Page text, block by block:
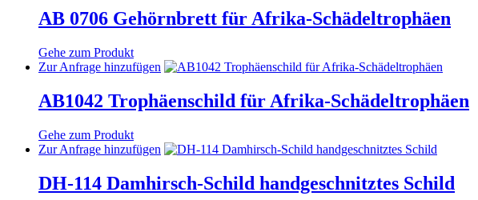
können
auf
Produktseite
gewählt
weist
mehrere
Die
können
auf
Produktseite
gewählt
AB 0706 Gehörnbrett für Afrika-Schädeltrophäen
Gehe zum Produkt
Zur Anfrage hinzufügen Dieses
weist
mehrere
Die
können
auf
AB1042 Trophäenschild für Afrika-Schädeltrophäen
Gehe zum Produkt
Zur Anfrage hinzufügen Dieses
weist
mehrere
DH-114 Damhirsch-Schild handgeschnitztes Schild